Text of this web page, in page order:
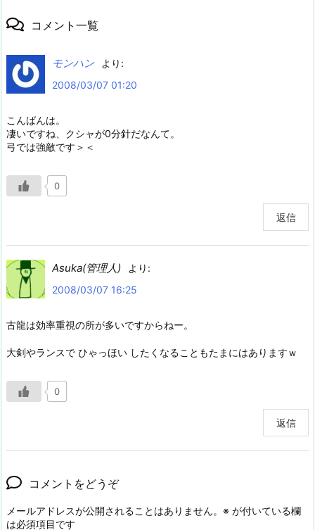
コメント一覧
モンハン
より:
2008/03/07 01:20
こんばんは。
凄いですね、クシャが0分針だなんて。
弓では強敵です＞＜
0
返信
Asuka(管理人)
より:
2008/03/07 16:25
古龍は効率重視の所が多いですからねー。
大剣やランスで ひゃっほい したくなることもたまにはありますｗ
0
返信
コメントをどうぞ
メールアドレスが公開されることはありません。 ※ が付いている欄
は必須項目です